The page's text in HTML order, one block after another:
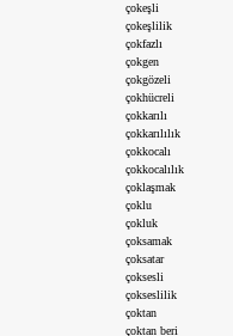
çokeşli
çokeşlilik
çokfazlı
çokgen
çokgözeli
çokhücreli
çokkarılı
çokkarılılık
çokkocalı
çokkocalılık
çoklaşmak
çoklu
çokluk
çoksamak
çoksatar
çoksesli
çokseslilik
çoktan
çoktan beri